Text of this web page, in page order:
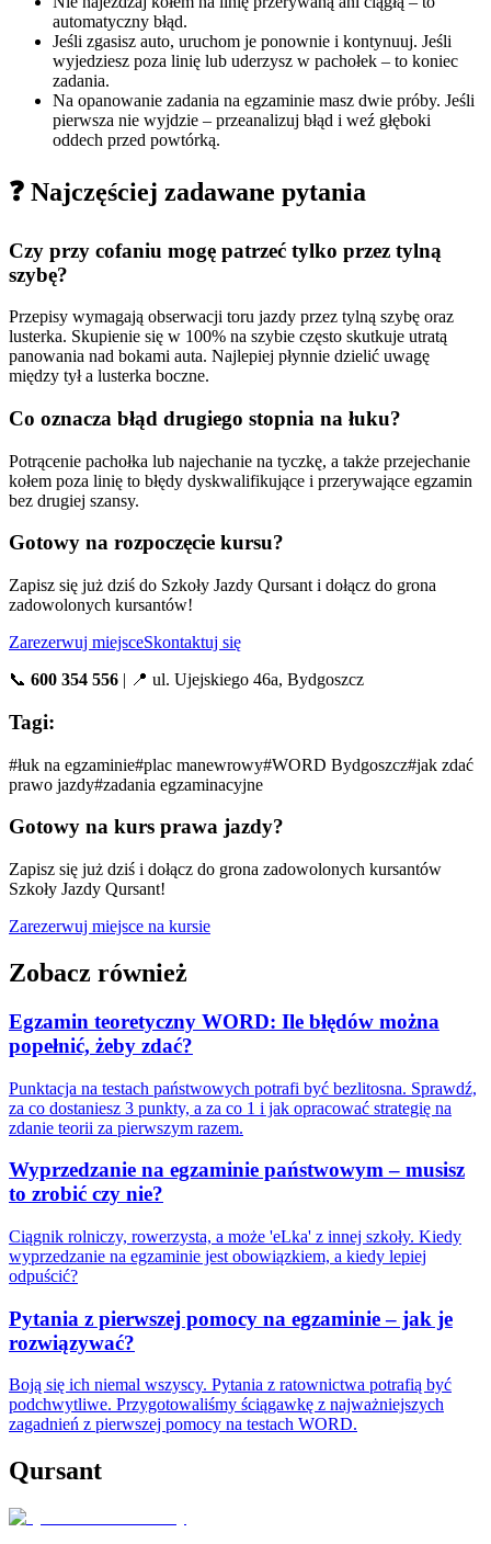
automatyczny błąd.
Jeśli zgasisz auto, uruchom je ponownie i kontynuuj. Jeśli
wyjedziesz poza linię lub uderzysz w pachołek – to koniec
zadania.
Na opanowanie zadania na egzaminie masz dwie próby. Jeśli
pierwsza nie wyjdzie – przeanalizuj błąd i weź głęboki
oddech przed powtórką.
❓ Najczęściej zadawane pytania
Czy przy cofaniu mogę patrzeć tylko przez tylną
szybę?
Przepisy wymagają obserwacji toru jazdy przez tylną szybę oraz
lusterka. Skupienie się w 100% na szybie często skutkuje utratą
panowania nad bokami auta. Najlepiej płynnie dzielić uwagę
między tył a lusterka boczne.
Co oznacza błąd drugiego stopnia na łuku?
Potrącenie pachołka lub najechanie na tyczkę, a także przejechanie
kołem poza linię to błędy dyskwalifikujące i przerywające egzamin
bez drugiej szansy.
Gotowy na rozpoczęcie kursu?
Zapisz się już dziś do Szkoły Jazdy Qursant i dołącz do grona
zadowolonych kursantów!
Zarezerwuj miejsceSkontaktuj się
📞 600 354 556 | 📍 ul. Ujejskiego 46a, Bydgoszcz
Tagi:
#łuk na egzaminie#plac manewrowy#WORD Bydgoszcz#jak zdać
prawo jazdy#zadania egzaminacyjne
Gotowy na kurs prawa jazdy?
Zapisz się już dziś i dołącz do grona zadowolonych kursantów
Szkoły Jazdy Qursant!
Zarezerwuj miejsce na kursie
Zobacz również
Egzamin teoretyczny WORD: Ile błędów można
popełnić, żeby zdać?
Punktacja na testach państwowych potrafi być bezlitosna. Sprawdź,
za co dostaniesz 3 punkty, a za co 1 i jak opracować strategię na
zdanie teorii za pierwszym razem.
Wyprzedzanie na egzaminie państwowym – musisz
to zrobić czy nie?
Ciągnik rolniczy, rowerzysta, a może 'eLka' z innej szkoły. Kiedy
wyprzedzanie na egzaminie jest obowiązkiem, a kiedy lepiej
odpuścić?
Pytania z pierwszej pomocy na egzaminie – jak je
rozwiązywać?
Boją się ich niemal wszyscy. Pytania z ratownictwa potrafią być
podchwytliwe. Przygotowaliśmy ściągawkę z najważniejszych
zagadnień z pierwszej pomocy na testach WORD.
Qursant